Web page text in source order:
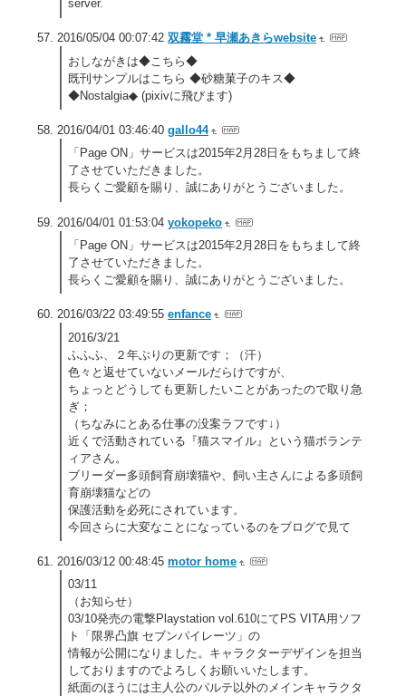
server.
2016/05/04 00:07:42 双霧堂 * 早瀬あきらwebsite
おしながきは◆こちら◆
既刊サンプルはこちら ◆砂糖菓子のキス◆
◆Nostalgia◆ (pixivに飛びます)
2016/04/01 03:46:40 gallo44
「Page ON」サービスは2015年2月28日をもちまして終
了させていただきました。
長らくご愛顧を賜り、誠にありがとうございました。
2016/04/01 01:53:04 yokopeko
「Page ON」サービスは2015年2月28日をもちまして終
了させていただきました。
長らくご愛顧を賜り、誠にありがとうございました。
2016/03/22 03:49:55 enfance
2016/3/21
ふふふ、２年ぶりの更新です；（汗）
色々と返せていないメールだらけですが、
ちょっとどうしても更新したいことがあったので取り急
ぎ；
（ちなみにとある仕事の没案ラフです↓）
近くで活動されている『猫スマイル』という猫ボランテ
ィアさん。
ブリーダー多頭飼育崩壊猫や、飼い主さんによる多頭飼
育崩壊猫などの
保護活動を必死にされています。
今回さらに大変なことになっているのをブログで見て
2016/03/12 00:48:45 motor home
03/11
（お知らせ）
03/10発売の電撃Playstation vol.610にてPS VITA用ソフ
ト「限界凸旗 セブンパイレーツ」の
情報が公開になりました。キャラクターデザインを担当
しておりますのでよろしくお願いいたします。
紙面のほうには主人公のパルテ以外のメインキャラクタ